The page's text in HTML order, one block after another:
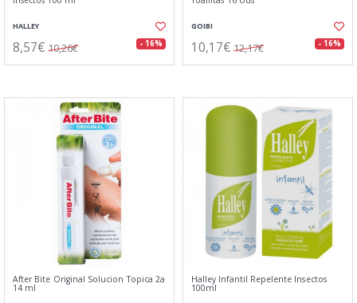
HALLEY
8,57€ 10,26€ - 16%
GOIBI
10,17€ 12,17€ - 16%
After Bite Original Solucion Topica 2a
14 ml
Halley Infantil Repelente Insectos
100ml